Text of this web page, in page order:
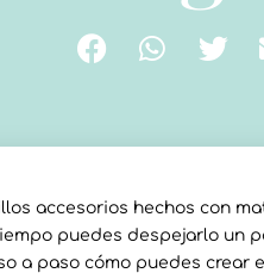
accesorios hechos con
puedes despejarlo un
a paso cómo puedes